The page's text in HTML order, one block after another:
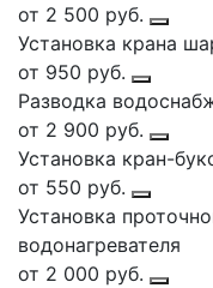
от 2 500 руб.
Установка крана
от 950 руб.
Разводка
от 2 900 руб.
Установка кран-
от 550 руб.
Установка
водонагревателя
от 2 000 руб.